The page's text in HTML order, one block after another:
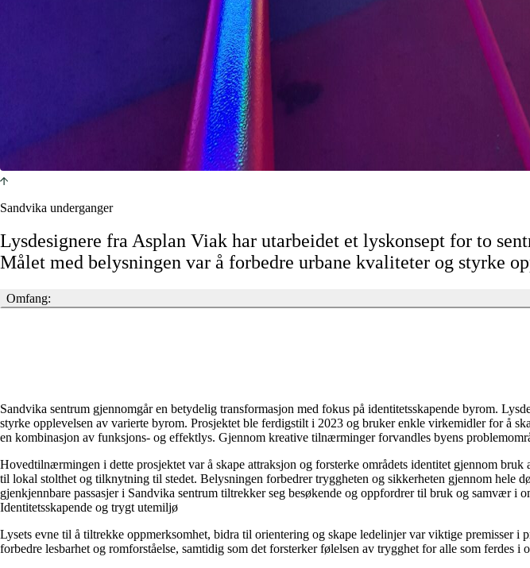
Sandvika underganger
Lysdesignere fra Asplan Viak har utarbeidet et lyskonsept for to
Målet med belysningen var å forbedre urbane kvaliteter og styrke
Omfang:
Sandvika sentrum gjennomgår en betydelig transformasjon med fokus på identitetsskapende byrom.
styrke opplevelsen av varierte byrom. Prosjektet ble ferdigstilt i 2023 og bruker enkle virkemidler for å
en kombinasjon av funksjons- og effektlys. Gjennom kreative tilnærminger forvandles byens
Hovedtilnærmingen i dette prosjektet var å skape attraksjon og forsterke områdets identitet gjennom
til lokal stolthet og tilknytning til stedet. Belysningen forbedrer tryggheten og sikkerheten gjennom hele
gjenkjennbare passasjer i Sandvika sentrum tiltrekker seg besøkende og oppfordrer til bruk og samvær i
Identitetsskapende og trygt utemiljø
Lysets evne til å tiltrekke oppmerksomhet, bidra til orientering og skape ledelinjer var viktige premisser
forbedre lesbarhet og romforståelse, samtidig som det forsterker følelsen av trygghet for alle som ferdes i